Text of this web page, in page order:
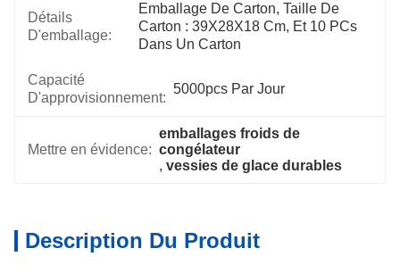
Détails
D'emballage:
Emballage De Carton, Taille De
Carton : 39X28X18 Cm, Et 10 PCs
Dans Un Carton
Capacité
D'approvisionnement:
5000pcs Par Jour
Mettre en évidence:
emballages froids de
congélateur
, vessies de glace durables
Description Du Produit